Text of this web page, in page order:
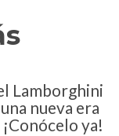
Lamborghini
nueva era
ya!